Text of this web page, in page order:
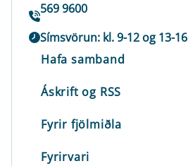
569 9600
Símsvörun: kl. 9-12 og 13-16
Hafa samband
Áskrift og RSS
Fyrir fjölmiðla
Fyrirvari